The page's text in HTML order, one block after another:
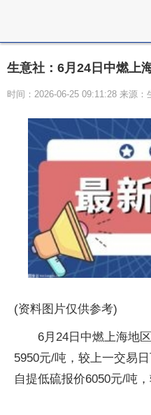
生意社：6月24日中燃上
时间：2026-06-25 09:11:28 来源：
(资料图片仅供参考)
6月24日中燃上海地
5950元/吨，较上一交易
自提低硫报价6050元/吨